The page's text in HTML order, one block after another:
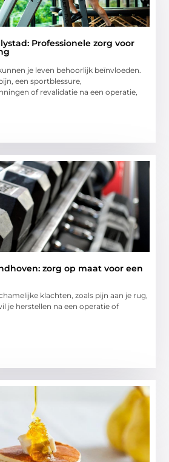
Professionele zorg voor
je leven behoorlijk beïnvloeden.
een sportblessure,
of revalidatie na een operatie,
zorg op maat voor een
klachten, zoals pijn aan je rug,
je herstellen na een operatie of